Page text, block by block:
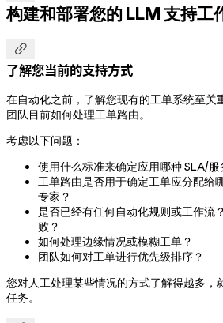
构建和部署您的 LLM 支持工

了解您当前的支持方式
在自动化之前，了解您现有的工单系统至关
团队目前如何处理工单路由。
考虑以下问题：
使用什么标准来确定应用哪种 SLA/服
工单路由是否用于确定工单应分配给
专家？
是否已经有任何自动化规则或工作流
败？
如何处理边缘情况或模糊工单？
团队如何对工单进行优先级排序？
您对人工处理某些情况的方式了解得越多，
任务。